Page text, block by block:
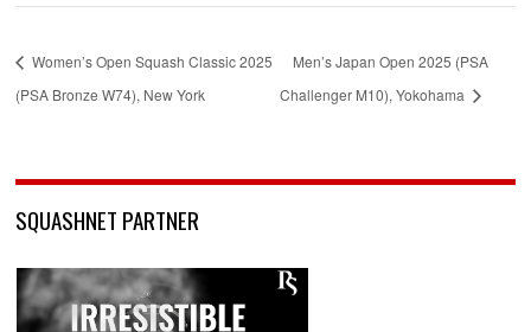
Women’s Open Squash Classic 2025
(PSA Bronze W74), New York
Men’s Japan Open 2025 (PSA
Challenger M10), Yokohama
SQUASHNET PARTNER